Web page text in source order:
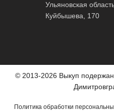
Ульяновская
Куйбышева, 170
© 2013-2026 Выкуп
Политика обработки